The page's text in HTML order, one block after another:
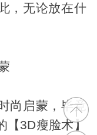
，无论放在什
尚启蒙，毕竟
【3D瘦脸术】